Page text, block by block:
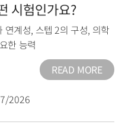
시험인가요?
연계성, 스텝 2의 구성, 의학
한 능력
READ MORE
2026